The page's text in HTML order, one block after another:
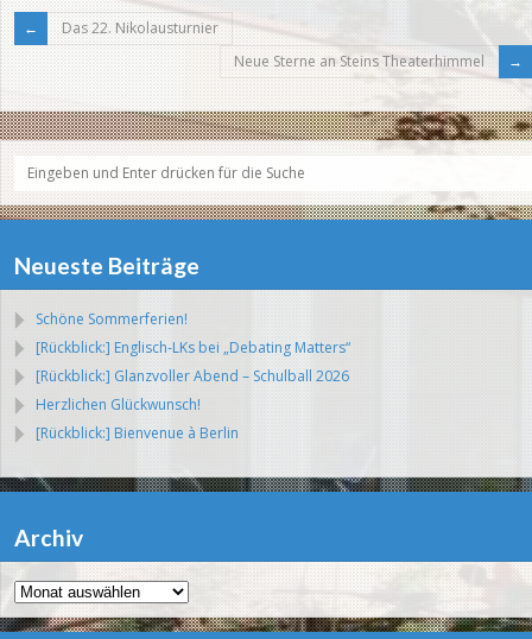
Das 22. Nikolausturnier
Neue Sterne an Steins Theaterhimmel
Neueste Beiträge
Schöne Sommerferien!
[Rückblick:] Englisch-LKs bei „Debating Matters“
[Rückblick:] Glanzvoller Abend – Schulball 2026
Herzlichen Glückwunsch!
[Rückblick:] Bienvenue à Berlin
Archiv
Archiv